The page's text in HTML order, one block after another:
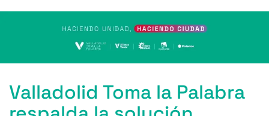
Valladolid Toma la Palabra